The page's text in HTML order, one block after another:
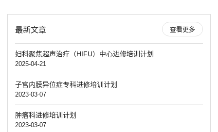
最新文章 查看更多
妇科聚焦超声治疗（HIFU）中心进修培训计划
2025-04-21
子宫内膜异位症专科进修培训计划
2023-03-07
肿瘤科进修培训计划
2023-03-07